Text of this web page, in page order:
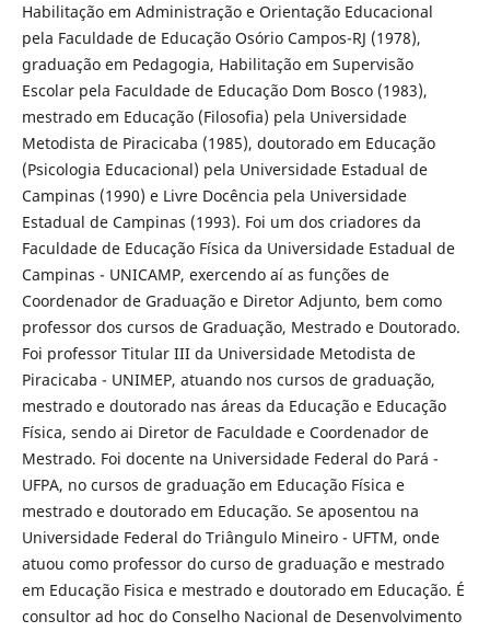
Habilitação em Administração e Orientação Educacional
pela Faculdade de Educação Osório Campos-RJ (1978),
graduação em Pedagogia, Habilitação em Supervisão
Escolar pela Faculdade de Educação Dom Bosco (1983),
mestrado em Educação (Filosofia) pela Universidade
Metodista de Piracicaba (1985), doutorado em Educação
(Psicologia Educacional) pela Universidade Estadual de
Campinas (1990) e Livre Docência pela Universidade
Estadual de Campinas (1993). Foi um dos criadores da
Faculdade de Educação Física da Universidade Estadual de
Campinas - UNICAMP, exercendo aí as funções de
Coordenador de Graduação e Diretor Adjunto, bem como
professor dos cursos de Graduação, Mestrado e Doutorado.
Foi professor Titular III da Universidade Metodista de
Piracicaba - UNIMEP, atuando nos cursos de graduação,
mestrado e doutorado nas áreas da Educação e Educação
Física, sendo ai Diretor de Faculdade e Coordenador de
Mestrado. Foi docente na Universidade Federal do Pará -
UFPA, no cursos de graduação em Educação Física e
mestrado e doutorado em Educação. Se aposentou na
Universidade Federal do Triângulo Mineiro - UFTM, onde
atuou como professor do curso de graduação e mestrado
em Educação Fisica e mestrado e doutorado em Educação. É
consultor ad hoc do Conselho Nacional de Desenvolvimento